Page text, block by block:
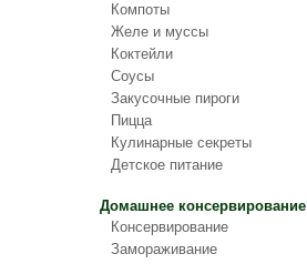
Компоты
Желе и муссы
Коктейли
Соусы
Закусочные пироги
Пицца
Кулинарные секреты
Детское питание
Домашнее консервирование
Консервирование
Замораживание